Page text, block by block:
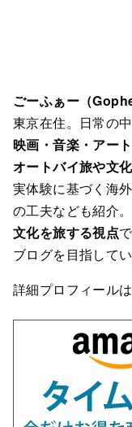
ごーふぁー（
東京在住。日常の
映画・音楽・アー
オートバイ旅や文
実体験に基づく海
の工夫なども紹介。
文化を旅する視点
ブログを目指してい
詳細プロフィールは